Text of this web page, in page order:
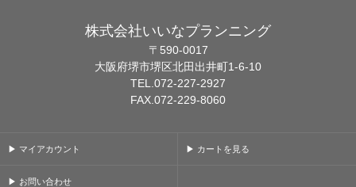
株式会社いいなプランニング
〒590-0017
大阪府堺市堺区北田出井町1-6-10
TEL.072-227-2927
FAX.072-229-8060
▶ マイアカウント ▶ カートを見る
▶ お問い合わせ